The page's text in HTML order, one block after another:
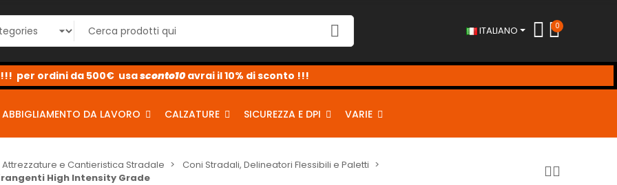
ITALIANO 0
sconto2
sconto5
sconto10
ABBIGLIAMENTO DA LAVORO CALZATURE SICUREZZA E DPI VARIE
Attrezzature e Cantieristica Stradale
Coni Stradali, Delineatori Flessibili e Paletti
High Intensity Grade